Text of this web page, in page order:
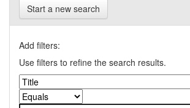
Start a new search
Add filters:
Use filters to refine the search results.